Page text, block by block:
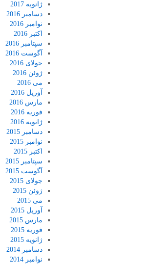
ژانویه 2017
دسامبر 2016
نوامبر 2016
اکتبر 2016
سپتامبر 2016
آگوست 2016
جولای 2016
ژوئن 2016
می 2016
آوریل 2016
مارس 2016
فوریه 2016
ژانویه 2016
دسامبر 2015
نوامبر 2015
اکتبر 2015
سپتامبر 2015
آگوست 2015
جولای 2015
ژوئن 2015
می 2015
آوریل 2015
مارس 2015
فوریه 2015
ژانویه 2015
دسامبر 2014
نوامبر 2014